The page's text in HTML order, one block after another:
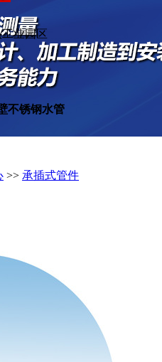
业园区
不锈钢水管
>> 承插式管件